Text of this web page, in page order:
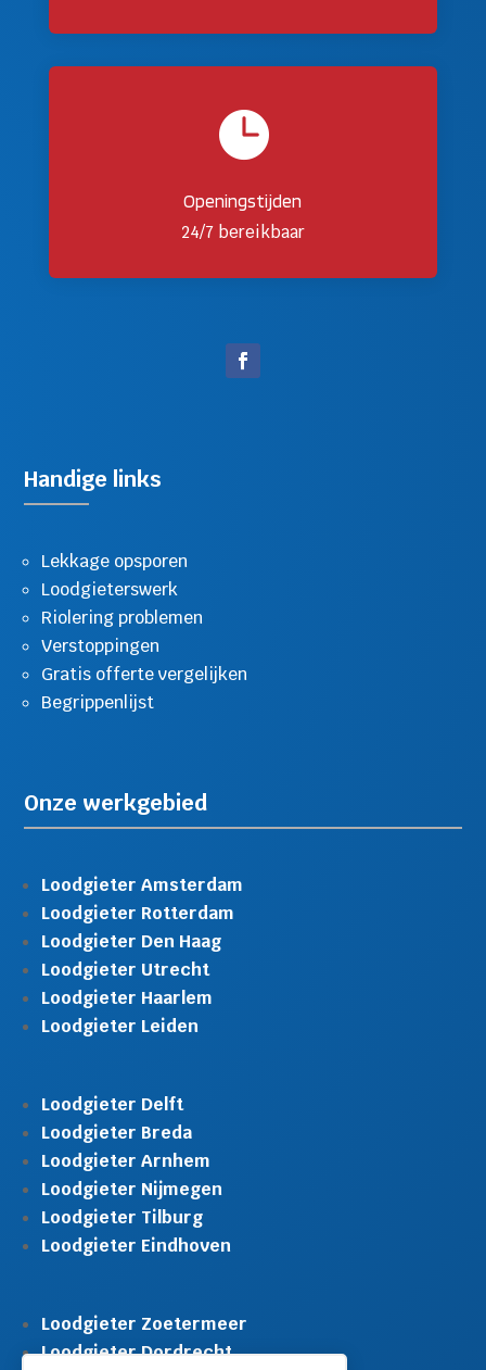

Openingstijden
24/7 bereikbaar
Handige links
Lekkage opsporen
Loodgieterswerk
Riolering problemen
Verstoppingen
Gratis offerte vergelijken
Begrippenlijst
Onze werkgebied
Loodgieter Amsterdam
Loodgieter Rotterdam
Loodgieter Den Haag
Loodgieter Utrecht
Loodgieter Haarlem
Loodgieter Leiden
Loodgieter Delft
Loodgieter Breda
Loodgieter Arnhem
Loodgieter Nijmegen
Loodgieter Tilburg
Loodgieter Eindhoven
Loodgieter Zoetermeer
Loodgieter Dordrecht